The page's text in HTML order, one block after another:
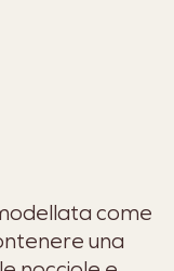
come
una